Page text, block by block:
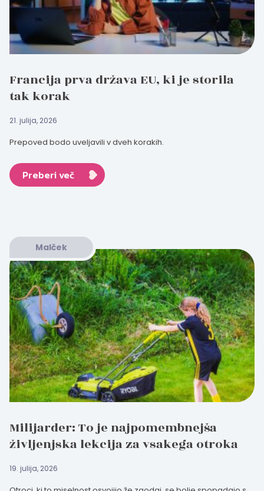
Francija prva država EU, ki je storila
tak korak
21. julija, 2026
Prepoved bodo uveljavili v dveh korakih.
Preberi več
Malček
Milijarder: To je najpomembnejša
življenjska lekcija za vsakega otroka
19. julija, 2026